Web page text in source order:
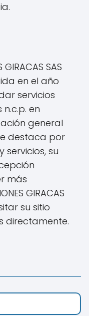
GIRACAS SAS
en el año
servicios
en
general
destaca por
su
más
GIRACAS
su sitio
directamente.